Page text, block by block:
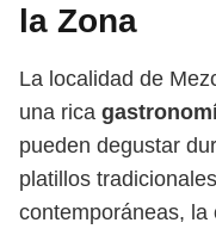
la Zona
La localidad de
una rica
pueden degustar
platillos
contemporáneas, la